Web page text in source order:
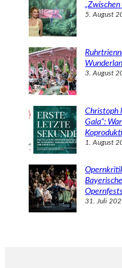
5. August
3. August
Christoph
Gala“:
1. August
31. Juli